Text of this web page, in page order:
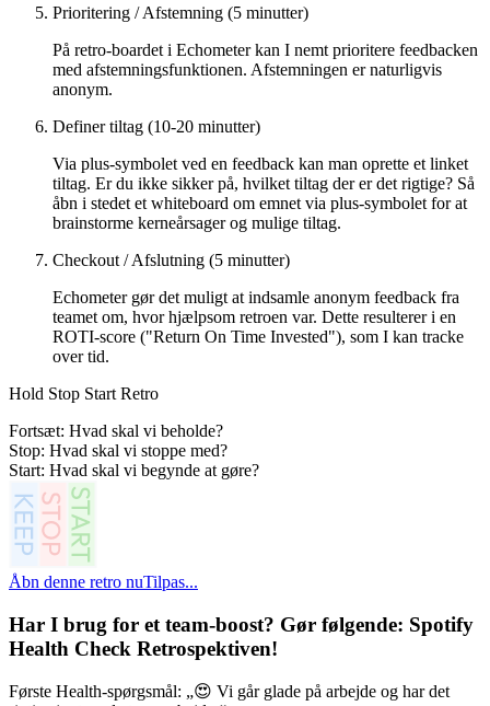
Prioritering / Afstemning (5 minutter)
På retro-boardet i Echometer kan I nemt prioritere feedbacken
med afstemningsfunktionen. Afstemningen er naturligvis
anonym.
Definer tiltag (10-20 minutter)
Via plus-symbolet ved en feedback kan man oprette et linket
tiltag. Er du ikke sikker på, hvilket tiltag der er det rigtige? Så
åbn i stedet et whiteboard om emnet via plus-symbolet for at
brainstorme kerneårsager og mulige tiltag.
Checkout / Afslutning (5 minutter)
Echometer gør det muligt at indsamle anonym feedback fra
teamet om, hvor hjælpsom retroen var. Dette resulterer i en
ROTI-score ("Return On Time Invested"), som I kan tracke
over tid.
Hold Stop Start Retro
Fortsæt: Hvad skal vi beholde?
Stop: Hvad skal vi stoppe med?
Start: Hvad skal vi begynde at gøre?
Åbn denne retro nuTilpas...
Har I brug for et team-boost? Gør følgende: Spotify
Health Check Retrospektiven!
Første Health-spørgsmål: „😍 Vi går glade på arbejde og har det